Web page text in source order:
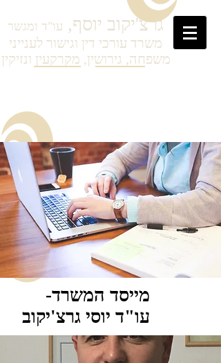
גרצ'יקוב יוסף, עו"ד ומגשר
משרד עורכי דין וגישור לענייני
משפחה, גירושין, מקרקעין ונזיקין
מייסד המשרד-
עו"ד יוסי גרצ'יקוב